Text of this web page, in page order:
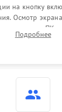
на кнопку
Осмотр
к ПК
подсветки и
Подробнее